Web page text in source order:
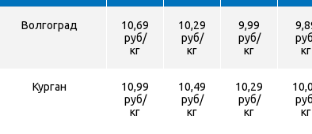
Волгоград
10,69
руб/
кг
10,29
руб/
кг
9,99
руб/
кг
кг
Курган
10,99
руб/
кг
10,49
руб/
кг
10,29
руб/
кг
кг